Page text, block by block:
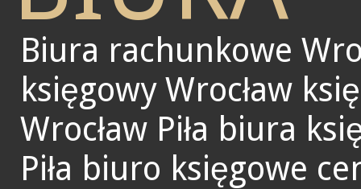
Biura rachunkowe
księgowy Wrocław
Wrocław Piła biura
Piła biuro księgowe